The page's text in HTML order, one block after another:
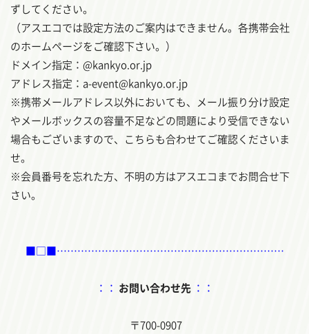
ずしてください。
（アスエコでは設定方法のご案内はできません。各携帯会社
のホームページをご確認下さい。）
ドメイン指定：@kankyo.or.jp
アドレス指定：a-event@kankyo.or.jp
※携帯メールアドレス以外においても、メール振り分け設定
やメールボックスの容量不足などの問題により受信できない
場合もございますので、こちらも合わせてご確認くださいま
せ。
※会員番号を忘れた方、不明の方はアスエコまでお問合せ下
さい。
■□■…………………………………………………………
：： お問い合わせ先 ：：
〒700-0907